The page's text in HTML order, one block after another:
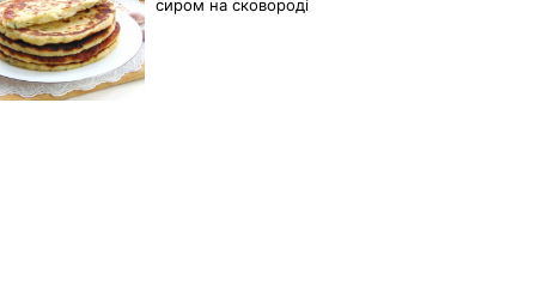
сиром на сковороді